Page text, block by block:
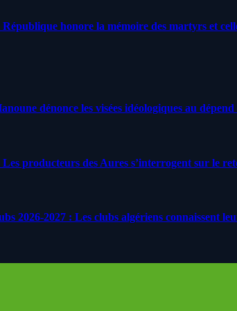
honore la mémoire des martyrs et
dénonce les visées idéologiques au
producteurs des Aures s’interrogent sur le
2026-2027 : Les clubs algériens connaissent